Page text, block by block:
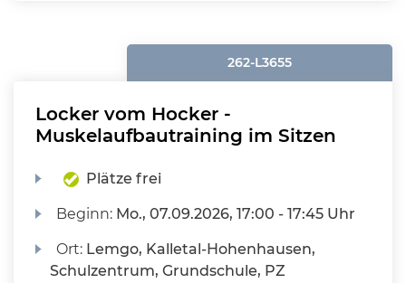
262-L3655
Locker vom Hocker -
Muskelaufbautraining im Sitzen
Plätze frei
Beginn: Mo., 07.09.2026, 17:00 - 17:45 Uhr
Ort: Lemgo, Kalletal-Hohenhausen,
Schulzentrum, Grundschule, PZ